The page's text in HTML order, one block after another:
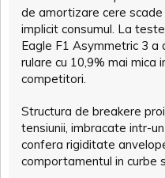
de amortizare cere
implicit consumul. La
Eagle F1 Asymmetric 3
rulare cu 10,9% mai mica
competitori.
Structura de breakere
tensiunii, imbracate intr-
confera rigiditate
comportamentul in curbe